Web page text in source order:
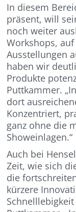
In diesem
präsent, will
noch weiter
Workshops,
Ausstellungen
haben wir
Produkte
Puttkammer.
dort
Konzentriert,
ganz ohne die
Showeinlagen.“
Auch bei
Zeit, wie sich
die
kürzere